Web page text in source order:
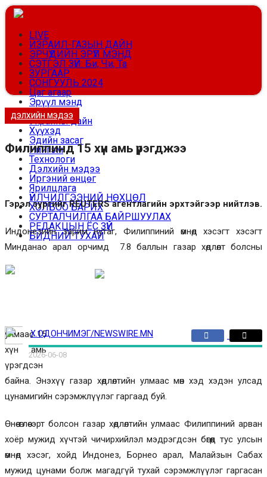
LIVE
ИЗРАИЛ-ГАЗЫН ДАЙН
ЭРЧҮҮДИЙН ЭРҮҮЛ МЭНД
СЭТГЭЛ ЗҮЙ: Би, Чи, Та
ЗУРГААР
СОНГУУЛЬ 2024
Цаг агаар
Эрүүл мэнд
Улс төр
Украины дайн
Хүүхэд
Эдийн засаг
Нийгэм
Технологи
Дэлхийн мэдээ
Иргэний өнцөг
Ярилцлага
ҮЙЛЧИЛГЭЭНИЙ НӨХЦӨЛ
ХОЛБОО БАРИХ
СУРТАЛЧИЛГАА БАЙРШУУЛАХ
РЕДАКЦЫН ЁС ЗҮЙ
БИДНИЙ ТУХАЙ
ДЭЛХИЙН МЭДЭЭ
Филиппинд 15 хүн амь үрэгджээ
Х.ОДОНЧИМЭГ/NEWSWIRE.MN
2026-06-08
Гэрэл зургийг REUTERS агентлагийн эрхтэйгээр нийтлэв.
Индонезийн зарим нутаг, Филиппиний өмнөд хэсэгт хэсэгт
Минданао арал орчимд 7.8 баллын газар хөдлөлт болсны
улмаас 15
хүн амь
үрэгдсэн
байна. Энэхүү газар хөдлөлтийн улмаас мөн хэд хэдэн улсад
цунамигийн сэрэмжлүүлэг гаргаад буй.
Өнөө өглөө эрт болсон газар хөдлөлтийн улмаас Филиппиний арван
хоёр мужид хүчтэй чичирхийлэл мэдрэгдсэн бөгөөд тус улсын
өмнөд хэсэг, хойд Индонез, Борнео арал, Малайзын Сабах
мужид цунами болж магадгүй тухай сэрэмжлүүлэг гаргасан